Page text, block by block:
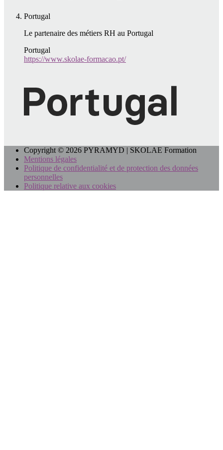
Portugal
Le partenaire des métiers RH au Portugal
Portugal
https://www.skolae-formacao.pt/
Copyright © 2026 PYRAMYD | SKOLAE Formation
Mentions légales
Politique de confidentialité et de protection des données
personnelles
Politique relative aux cookies